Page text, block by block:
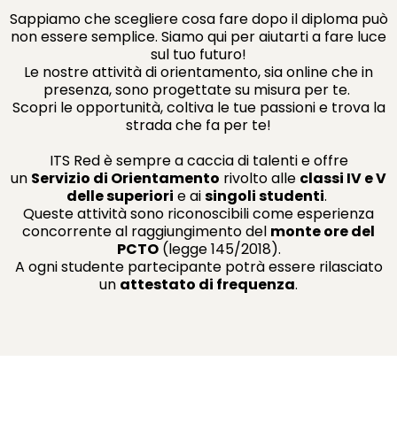
Sappiamo che scegliere cosa fare dopo il diploma può
non essere semplice. Siamo qui per aiutarti a fare luce
sul tuo futuro!
Le nostre attività di orientamento, sia online che in
presenza, sono progettate su misura per te.
Scopri le opportunità, coltiva le tue passioni e trova la
strada che fa per te!
ITS Red è sempre a caccia di talenti e offre
un Servizio di Orientamento rivolto alle classi IV e V
delle superiori e aisingoli studenti.
Queste attività sono riconoscibili come esperienza
concorrente al raggiungimento del monte ore del
PCTO(legge 145/2018).
A ogni studente partecipante potrà essere rilasciato
un attestato di frequenza.